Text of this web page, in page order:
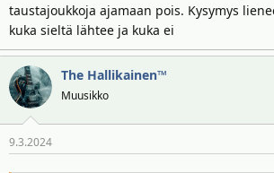
taustajoukkoja ajamaan pois. Kysymys
kuka sieltä lähtee ja kuka ei
The Hallikainen™
Muusikko
9.3.2024